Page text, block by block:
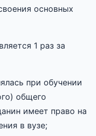
основных
1 раз за
при обучении
общего
имеет право на
в вузе;